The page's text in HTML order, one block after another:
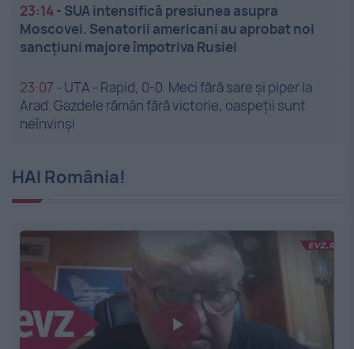
23:14- SUA intensifică presiunea asupra
Moscovei. Senatorii americani au aprobat noi
sancțiuni majore împotriva Rusiei
23:07 - UTA - Rapid, 0-0. Meci fără sare și piper la
Arad. Gazdele rămân fără victorie, oaspeții sunt
neînvinși
HAI România!